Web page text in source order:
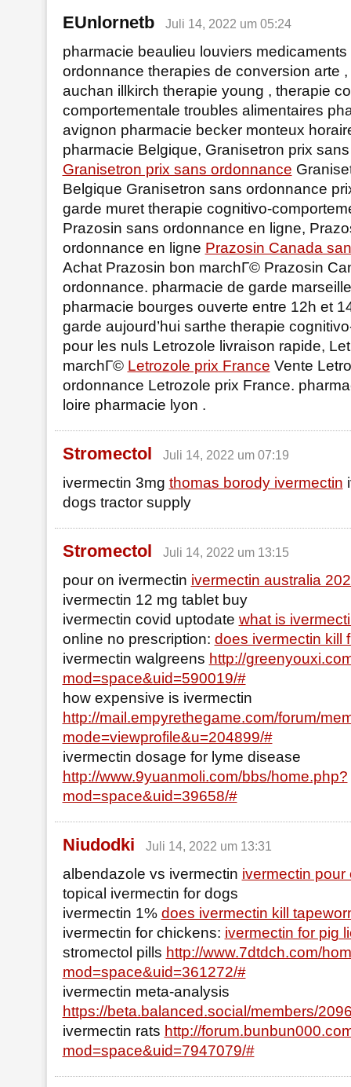
EUnlornetb Juli 14, 2022 um 05:24
pharmacie beaulieu louviers medicaments
ordonnance therapies de conversion arte
auchan illkirch therapie young , therapie
comportementale troubles alimentaires
avignon pharmacie becker monteux
pharmacie Belgique, Granisetron prix
Granisetron prix sans ordonnance
Belgique Granisetron sans ordonnance
garde muret therapie cognitivo-
Prazosin sans ordonnance en ligne,
ordonnance en ligne Prazosin Canada
Achat Prazosin bon marchГ© Prazosin
ordonnance. pharmacie de garde
pharmacie bourges ouverte entre 12h et
garde aujourd’hui sarthe therapie
pour les nuls Letrozole livraison rapide,
marchГ© Letrozole prix France Vente
ordonnance Letrozole prix France.
loire pharmacie lyon .
Stromectol Juli 14, 2022 um 07:19
ivermectin 3mg thomas borody ivermectin
dogs tractor supply
Stromectol Juli 14, 2022 um 13:15
pour on ivermectin ivermectin australia
ivermectin 12 mg tablet buy
ivermectin covid uptodate what is
online no prescription: does ivermectin kill
ivermectin walgreens http://
mod=space&uid=590019/#
how expensive is ivermectin
http://mail.empyrethegame.com/forum/
mode=viewprofile&u=204899/#
ivermectin dosage for lyme disease
http://www.9yuanmoli.com/bbs/home.php?
mod=space&uid=39658/#
Niudodki Juli 14, 2022 um 13:31
albendazole vs ivermectin ivermectin pour
topical ivermectin for dogs
ivermectin 1% does ivermectin kill
ivermectin for chickens: ivermectin for pig
stromectol pills http://www.7dtdch.com/
mod=space&uid=361272/#
ivermectin meta-analysis
https://beta.balanced.social/members/
ivermectin rats http://
mod=space&uid=7947079/#